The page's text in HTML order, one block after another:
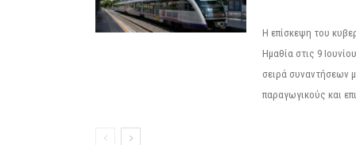
Η επίσκεψη του
Ημαθία στις 9
σειρά συναντήσεων
παραγωγικούς και